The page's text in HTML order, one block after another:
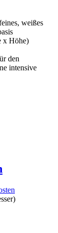
weißes
x Höhe)
den
intensive